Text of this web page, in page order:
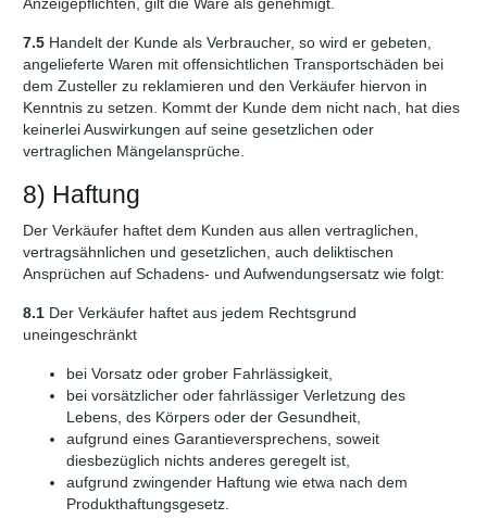
Anzeigepflichten, gilt die Ware als genehmigt.
7.5 Handelt der Kunde als Verbraucher, so wird er gebeten,
angelieferte Waren mit offensichtlichen Transportschäden bei
dem Zusteller zu reklamieren und den Verkäufer hiervon in
Kenntnis zu setzen. Kommt der Kunde dem nicht nach, hat dies
keinerlei Auswirkungen auf seine gesetzlichen oder
vertraglichen Mängelansprüche.
8) Haftung
Der Verkäufer haftet dem Kunden aus allen vertraglichen,
vertragsähnlichen und gesetzlichen, auch deliktischen
Ansprüchen auf Schadens- und Aufwendungsersatz wie folgt:
8.1 Der Verkäufer haftet aus jedem Rechtsgrund
uneingeschränkt
bei Vorsatz oder grober Fahrlässigkeit,
bei vorsätzlicher oder fahrlässiger Verletzung des
Lebens, des Körpers oder der Gesundheit,
aufgrund eines Garantieversprechens, soweit
diesbezüglich nichts anderes geregelt ist,
aufgrund zwingender Haftung wie etwa nach dem
Produkthaftungsgesetz.